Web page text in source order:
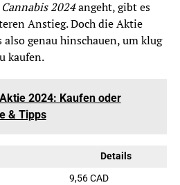
2024angeht, gibt es
Anstieg. Doch die Aktie
genau hinschauen, um klug
kaufen.
2024: Kaufen oder
& Tipps
Details
9,56 CAD